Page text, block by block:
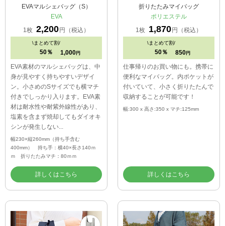
EVAマルシェバッグ（S）
EVA
1枚 2,200円（税込）
\まとめて割/
50％ 1,000 円
EVA素材のマルシェバッグは、中
身が見やすく持ちやすいデザイ
ン。小さめのSサイズでも横マチ
付きでしっかり入ります。EVA素
材は耐水性や耐紫外線性があり、
塩素を含まず焼却してもダイオキ
シンが発生しない...
幅230×縦260mm（持ち手含む
400mm） 持ち手：横40×長さ140ｍ
ｍ 折りたたみマチ：80ｍｍ
詳しくはこちら
折りたたみマイバッグ
ポリエステル
1枚
1,870円（税込）
\まとめて割/
50％ 850 円
仕事帰りのお買い物にも。携帯に
便利なマイバッグ。内ポケットが
付いていて、小さく折りたたんで
収納することが可能です！
幅:300 x 高さ:350 x マチ:125mm
詳しくはこちら